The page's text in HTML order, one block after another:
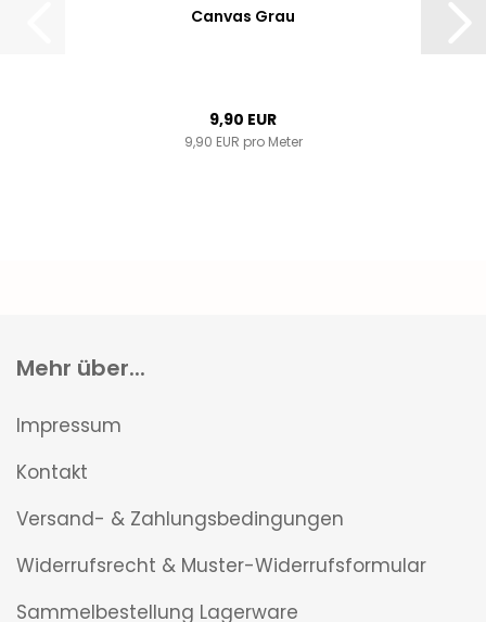
Canvas Grau
9,90 EUR
9,90 EUR pro Meter
Mehr über...
Impressum
Kontakt
Versand- & Zahlungsbedingungen
Widerrufsrecht & Muster-Widerrufsformular
Sammelbestellung Lagerware